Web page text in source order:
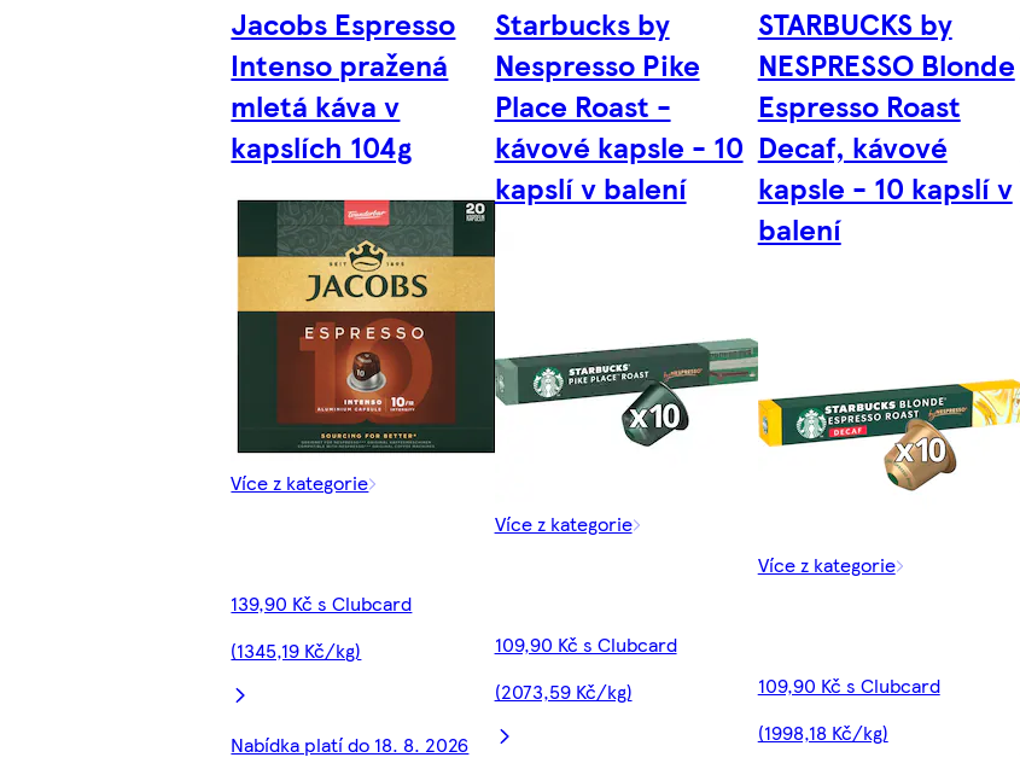
Jacobs Espresso
Intenso pražená
mletá káva v
kapslích 104g
Více z kategorie
139,90 Kč s Clubcard
(1345,19 Kč/kg)
Nabídka platí do 18. 8. 2026
Starbucks by
Nespresso Pike
Place Roast -
kávové kapsle - 10
kapslí v balení
Více z kategorie
109,90 Kč s Clubcard
(2073,59 Kč/kg)
STARBUCKS by
NESPRESSO Blonde
Espresso Roast
Decaf, kávové
kapsle - 10 kapslí v
balení
Více z kategorie
109,90 Kč s Clubcard
(1998,18 Kč/kg)